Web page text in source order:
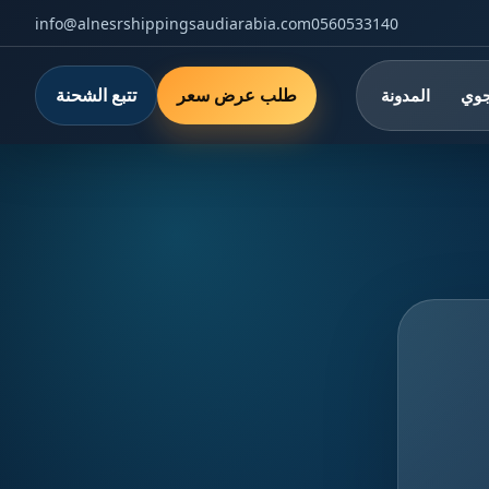
0560533140
info@alnesrshippingsaudiarabia.com
المدونة طلب عرض سعر تتبع الشحنة